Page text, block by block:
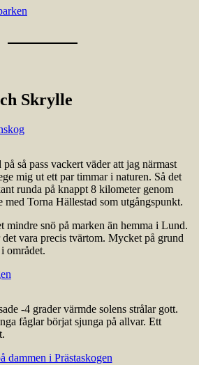
Skrylle
så pass vackert väder att jag närmast
mig ut ett par timmar i naturen. Så det
runda på knappt 8 kilometer genom
med Torna Hällestad som utgångspunkt.
snö på marken än hemma i Lund.
vara precis tvärtom. Mycket på grund
området.
-4 grader värmde solens strålar gott.
fåglar börjat sjunga på allvar. Ett